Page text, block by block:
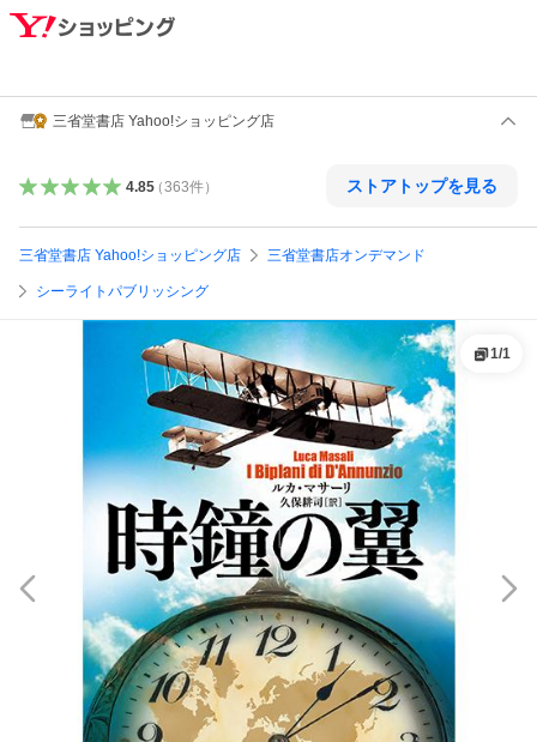
三省堂書店 Yahoo!ショッピング店
4.85（363件） ストアトップを見る
三省堂書店 Yahoo!ショッピング店 三省堂書店オンデマンド
シーライトパブリッシング
1/1